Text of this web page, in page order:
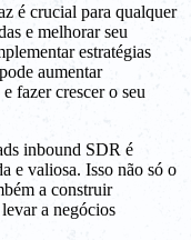
é crucial para qualquer
e melhorar seu
estratégias
aumentar
fazer crescer o seu
inbound SDR é
e valiosa. Isso não só o
a construir
a negócios